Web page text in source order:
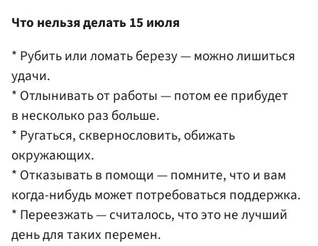
Что нельзя делать 15 июля
* Рубить или ломать березу — можно лишиться
удачи.
* Отлынивать от работы — потом ее прибудет
в несколько раз больше.
* Ругаться, сквернословить, обижать
окружающих.
* Отказывать в помощи — помните, что и вам
когда-нибудь может потребоваться поддержка.
* Переезжать — считалось, что это не лучший
день для таких перемен.